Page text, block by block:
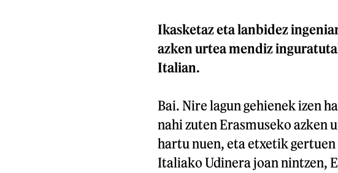
Ikasketaz eta lanbidez
azken urtea mendiz
Italian.
Bai. Nire lagun gehienek izen
nahi zuten Erasmuseko azken
hartu nuen, eta etxetik
Italiako Udinera joan nintzen,